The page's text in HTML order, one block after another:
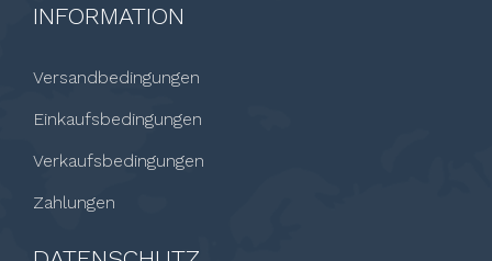
INFORMATION
Versandbedingungen
Einkaufsbedingungen
Verkaufsbedingungen
Zahlungen